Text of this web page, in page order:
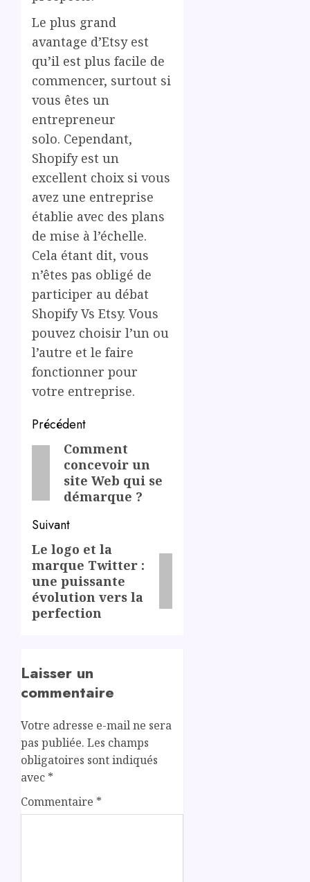
Le plus grand
avantage d’Etsy est
qu’il est plus facile de
commencer, surtout si
vous êtes un
entrepreneur
solo. Cependant,
Shopify est un
excellent choix si vous
avez une entreprise
établie avec des plans
de mise à l’échelle.
Cela étant dit, vous
n’êtes pas obligé de
participer au débat
Shopify Vs Etsy. Vous
pouvez choisir l’un ou
l’autre et le faire
fonctionner pour
votre entreprise.
Post
navigation
Précédent
PreviousComment
concevoir un
site Web qui se
démarque ?
Suivant
Next
post:
Le logo et la
marque Twitter :
une puissante
évolution vers la
perfection
Laisser un
commentaire
Votre adresse e-mail ne sera
pas publiée. Les champs
obligatoires sont indiqués
avec *
Commentaire *